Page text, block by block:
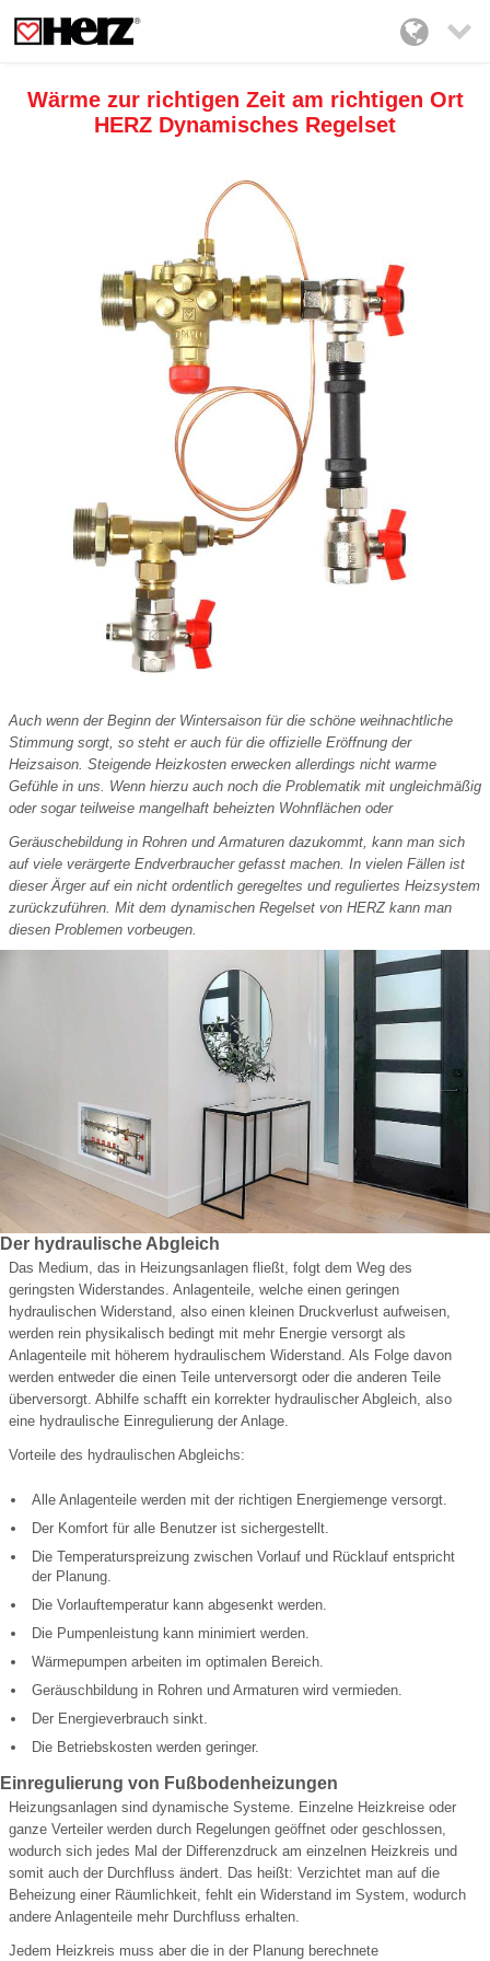

Wärme zur richtigen Zeit am richtigen Ort
HERZ Dynamisches Regelset
Auch wenn der Beginn der Wintersaison für die schöne weihnachtliche
Stimmung sorgt, so steht er auch für die offizielle Eröffnung der
Heizsaison. Steigende Heizkosten erwecken allerdings nicht warme
Gefühle in uns. Wenn hierzu auch noch die Problematik mit ungleichmäßig
oder sogar teilweise mangelhaft beheizten Wohnflächen oder
Geräuschebildung in Rohren und Armaturen dazukommt, kann man sich
auf viele verärgerte Endverbraucher gefasst machen. In vielen Fällen ist
dieser Ärger auf ein nicht ordentlich geregeltes und reguliertes Heizsystem
zurückzuführen. Mit dem dynamischen Regelset von HERZ kann man
diesen Problemen vorbeugen.
Der hydraulische Abgleich
Das Medium, das in Heizungsanlagen fließt, folgt dem Weg des
geringsten Widerstandes. Anlagenteile, welche einen geringen
hydraulischen Widerstand, also einen kleinen Druckverlust aufweisen,
werden rein physikalisch bedingt mit mehr Energie versorgt als
Anlagenteile mit höherem hydraulischem Widerstand. Als Folge davon
werden entweder die einen Teile unterversorgt oder die anderen Teile
überversorgt. Abhilfe schafft ein korrekter hydraulischer Abgleich, also
eine hydraulische Einregulierung der Anlage.
Vorteile des hydraulischen Abgleichs:
Alle Anlagenteile werden mit der richtigen Energiemenge versorgt.
Der Komfort für alle Benutzer ist sichergestellt.
Die Temperaturspreizung zwischen Vorlauf und Rücklauf entspricht
der Planung.
Die Vorlauftemperatur kann abgesenkt werden.
Die Pumpenleistung kann minimiert werden.
Wärmepumpen arbeiten im optimalen Bereich.
Geräuschbildung in Rohren und Armaturen wird vermieden.
Der Energieverbrauch sinkt.
Die Betriebskosten werden geringer.
Einregulierung von Fußbodenheizungen
Heizungsanlagen sind dynamische Systeme. Einzelne Heizkreise oder
ganze Verteiler werden durch Regelungen geöffnet oder geschlossen,
wodurch sich jedes Mal der Differenzdruck am einzelnen Heizkreis und
somit auch der Durchfluss ändert. Das heißt: Verzichtet man auf die
Beheizung einer Räumlichkeit, fehlt ein Widerstand im System, wodurch
andere Anlagenteile mehr Durchfluss erhalten.
Jedem Heizkreis muss aber die in der Planung berechnete